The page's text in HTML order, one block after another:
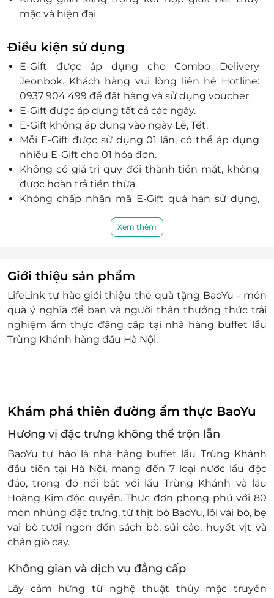
mặc và hiện đại
chuyên nghiệp
Điều kiện sử dụng
E-Gift được áp dụng cho Combo Delivery
Jeonbok. Khách hàng vui lòng liên hệ Hotline:
0937 904 499 để đặt hàng và sử dụng voucher.
E-Gift được áp dụng tất cả các ngày.
E-Gift không áp dụng vào ngày Lễ, Tết.
Mỗi E-Gift được sử dụng 01 lần, có thể áp dụng
nhiều E-Gift cho 01 hóa đơn.
Không có giá trị quy đổi thành tiền mặt, không
được hoàn trả tiền thừa.
Không chấp nhận mã E-Gift quá hạn sử dụng,
E-Gift không được áp dụng chung với các
đơn VAT cho khách hàng trên tổng hóa đơn.
Nếu giá trị đơn hàng của khách hàng vượt quá
giá trị của E-Gift thì khách hàng phải thanh toán
thêm khoản chênh lệch đó.
Khách hàng có trách nhiệm bảo mật thông tin
mã thẻ quà tặng sau khi đặt mua. LifeLink sẽ
LifeLink sẽ không chịu trách nhiệm đối với chất
lượng sản phẩm hoặc dịch vụ được cung cấp
cũng như đối với các tranh chấp về sau giữa
khách hàng và nhà cung cấp.
LifeLink có quyền sửa chữa hoặc thay đổi điều
khoản và điều kiện sử dụng mà không thông
báo trước.
Khách hàng vui lòng liên hệ đặt bàn trước khi
đến để được phục vụ tốt nhất.
Hotline hỗ trợ: 1900 2065 -
Xem thêm
Giới thiệu sản phẩm
LifeLink tự hào giới thiệu thẻ quà tặng BaoYu - món
quà ý nghĩa để bạn và người thân thưởng thức trải
nghiệm ẩm thực đẳng cấp tại nhà hàng buffet lẩu
Trùng Khánh hàng đầu Hà Nội.
Khám phá thiên đường ẩm thực BaoYu
Hương vị đặc trưng không thể trộn lẫn
BaoYu tự hào là nhà hàng buffet lẩu Trùng Khánh
đầu tiên tại Hà Nội, mang đến 7 loại nước lẩu độc
đáo, trong đó nổi bật với lẩu Trùng Khánh và lẩu
Hoàng Kim độc quyền. Thực đơn phong phú với 80
món nhúng đặc trưng, từ thịt bò BaoYu, lõi vai bò, bẹ
vai bò tươi ngon đến sách bò, sủi cảo, huyết vịt và
chân giò cay.
Không gian và dịch vụ đẳng cấp
Lấy cảm hứng từ nghệ thuật thủy mặc truyền